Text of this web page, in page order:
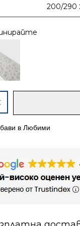
200/290
в Любими